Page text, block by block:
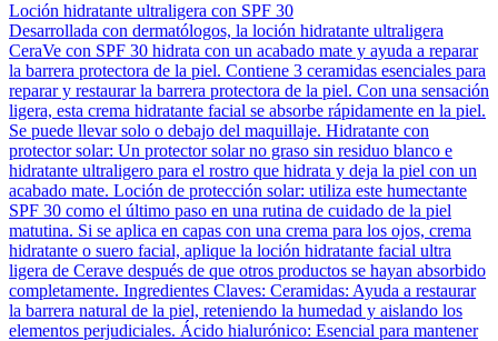
Loción hidratante ultraligera con SPF 30
Desarrollada con dermatólogos, la loción hidratante ultraligera
CeraVe con SPF 30 hidrata con un acabado mate y ayuda a reparar
la barrera protectora de la piel. Contiene 3 ceramidas esenciales para
reparar y restaurar la barrera protectora de la piel. Con una sensación
ligera, esta crema hidratante facial se absorbe rápidamente en la piel.
Se puede llevar solo o debajo del maquillaje. Hidratante con
protector solar: Un protector solar no graso sin residuo blanco e
hidratante ultraligero para el rostro que hidrata y deja la piel con un
acabado mate. Loción de protección solar: utiliza este humectante
SPF 30 como el último paso en una rutina de cuidado de la piel
matutina. Si se aplica en capas con una crema para los ojos, crema
hidratante o suero facial, aplique la loción hidratante facial ultra
ligera de Cerave después de que otros productos se hayan absorbido
completamente. Ingredientes Claves: Ceramidas: Ayuda a restaurar
la barrera natural de la piel, reteniendo la humedad y aislando los
elementos perjudiciales. Ácido hialurónico: Esencial para mantener